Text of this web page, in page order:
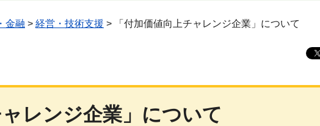
金融 > 経営・技術支援 > 「付加価値向上チャレンジ企業」について
ャレンジ企業」について